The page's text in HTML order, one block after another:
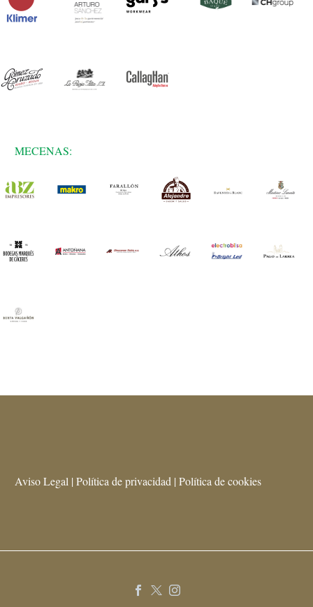
MECENAS:
Aviso Legal | Política de privacidad | Política de cookies